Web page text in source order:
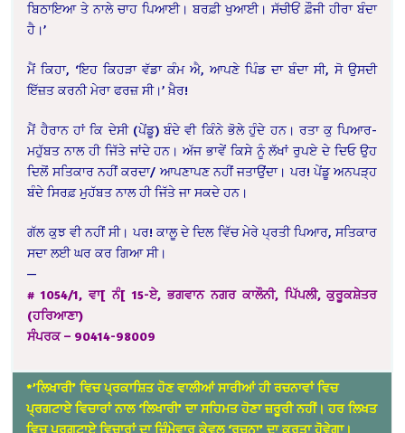
ਬਿਠਾਇਆ ਤੇ ਨਾਲੇ ਚਾਹ ਪਿਆਈ। ਬਰਫ਼ੀ ਖੁਆਈ। ਸੱਚੀਓਂ ਫ਼ੌਜੀ ਹੀਰਾ ਬੰਦਾ
ਹੈ।’
ਮੈਂ ਕਿਹਾ, ‘ਇਹ ਕਿਹੜਾ ਵੱਡਾ ਕੰਮ ਐ, ਆਪਣੇ ਪਿੰਡ ਦਾ ਬੰਦਾ ਸੀ, ਸੋ ਉਸਦੀ
ਇੱਜ਼ਤ ਕਰਨੀ ਮੇਰਾ ਫਰਜ਼ ਸੀ।’ ਖ਼ੈਰ!
ਮੈਂ ਹੈਰਾਨ ਹਾਂ ਕਿ ਦੇਸੀ (ਪੇਂਡੂ) ਬੰਦੇ ਵੀ ਕਿੰਨੇ ਭੋਲੇ ਹੁੰਦੇ ਹਨ। ਰਤਾ ਕੁ ਪਿਆਰ-
ਮਹੁੱਬਤ ਨਾਲ ਹੀ ਜਿੱਤੇ ਜਾਂਦੇ ਹਨ। ਅੱਜ ਭਾਵੇਂ ਕਿਸੇ ਨੂੰ ਲੱਖਾਂ ਰੁਪਏ ਦੇ ਦਿਓ ਉਹ
ਦਿਲੋਂ ਸਤਿਕਾਰ ਨਹੀਂ ਕਰਦਾ/ ਆਪਣਾਪਣ ਨਹੀਂ ਜਤਾਉਂਦਾ। ਪਰ! ਪੇਂਡੂ ਅਨਪੜ੍ਹ
ਬੰਦੇ ਸਿਰਫ਼ ਮੁਹੱਬਤ ਨਾਲ ਹੀ ਜਿੱਤੇ ਜਾ ਸਕਦੇ ਹਨ।
ਗੱਲ ਕੁਝ ਵੀ ਨਹੀਂ ਸੀ। ਪਰ! ਕਾਲੂ ਦੇ ਦਿਲ ਵਿੱਚ ਮੇਰੇ ਪ੍ਰਤੀ ਪਿਆਰ, ਸਤਿਕਾਰ
ਸਦਾ ਲਈ ਘਰ ਕਰ ਗਿਆ ਸੀ।
—
# 1054/1, ਵਾ[ ਨੰ[ 15-ਏ, ਭਗਵਾਨ ਨਗਰ ਕਾਲੌਨੀ, ਪਿੱਪਲੀ, ਕੁਰੂਕਸ਼ੇਤਰ
(ਹਰਿਆਣਾ)
ਸੰਪਰਕ – 90414-98009
*’ਲਿਖਾਰੀ’ ਵਿਚ ਪ੍ਰਕਾਸ਼ਿਤ ਹੋਣ ਵਾਲੀਆਂ ਸਾਰੀਆਂ ਹੀ ਰਚਨਾਵਾਂ ਵਿਚ
ਪ੍ਰਗਟਾਏ ਵਿਚਾਰਾਂ ਨਾਲ ‘ਲਿਖਾਰੀ’ ਦਾ ਸਹਿਮਤ ਹੋਣਾ ਜ਼ਰੂਰੀ ਨਹੀਂ। ਹਰ ਲਿਖਤ
ਵਿਚ ਪ੍ਰਗਟਾਏ ਵਿਚਾਰਾਂ ਦਾ ਜ਼ਿੰਮੇਵਾਰ ਕੇਵਲ ‘ਰਚਨਾ’ ਦਾ ਕਰਤਾ ਹੋਵੇਗਾ।